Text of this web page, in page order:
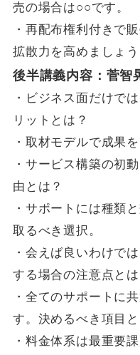
売の場合は○○です。
・再配布権利付きで
拡散力を高めましょう
後半講義内容：菅智
・ビジネス面だけで
リットとは？
・取材モデルで成果
・サービス構築の初
由とは？
・サポートには種類
取るべき選択。
・会えば良いわけで
する場合の注意点とは
・全てのサポートに
す。決めるべき項目と
・料金体系は最重要